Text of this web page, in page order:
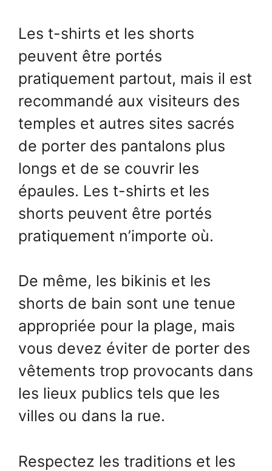
Les t-shirts et les shorts
peuvent être portés
pratiquement partout, mais il est
recommandé aux visiteurs des
temples et autres sites sacrés
de porter des pantalons plus
longs et de se couvrir les
épaules. Les t-shirts et les
shorts peuvent être portés
pratiquement n’importe où.
De même, les bikinis et les
shorts de bain sont une tenue
appropriée pour la plage, mais
vous devez éviter de porter des
vêtements trop provocants dans
les lieux publics tels que les
villes ou dans la rue.
Respectez les traditions et les